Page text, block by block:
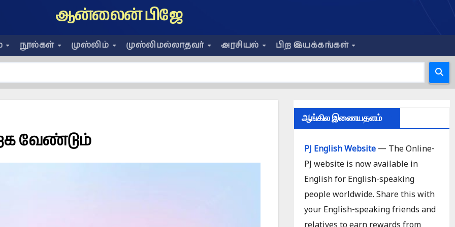
ஆன்லைன் பிஜே
நூல்கள் முஸ்லிம் முஸ்லிமல்லாதவர் அரசியல் பிற இயக்கங்கள்
வேண்டும்
ஆங்கில இணையதளம்
PJ English Website— The Online-
PJ website is now available in
English for English-speaking
people worldwide. Share this with
your English-speaking friends and